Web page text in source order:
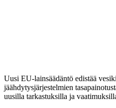
Uusi EU-lainsäädäntö edistää
jäähdytysjärjestelmien
uusilla tarkastuksilla ja